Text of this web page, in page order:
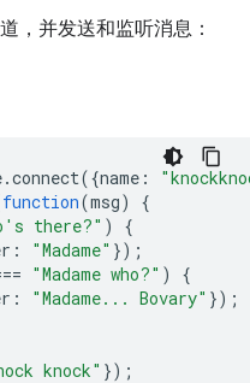
，并发送和监听消息：
.connect({name :
function(msg)
{
there?" )
{
: "Madame" });
"Madame who?" )
{
: "Madame... Bovary" });
knock" });